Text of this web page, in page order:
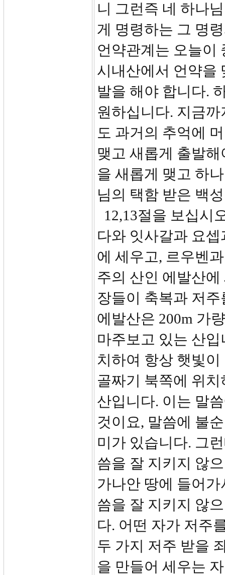
니 그런즉 네 하나
게 명령하는 그 명
언약관계는 오늘이
시내산에서 언약을
발을 해야 합니다.
원하십니다. 지금
도 과거의 추억에
맺고 새롭게 출발
을 새롭게 맺고 하
님의 택함 받은 백
12,13절을 보십시
다와 잇사갈과 요
에 세우고, 르우벤
주의 산인 에발산
장들이 축복과 저
에발산은 200m 가
마주보고 있는 산
치하여 항상 햇빛
골짜기 북쪽에 위
산입니다. 이는 말
것이요, 말씀에 불
미가 있습니다. 그
씀을 잘 지키지 않
가나안 땅에 들어
씀을 잘 지키지 않
다. 어떤 자가 저주
두 가지 저주 받을
을 만들어 세우는